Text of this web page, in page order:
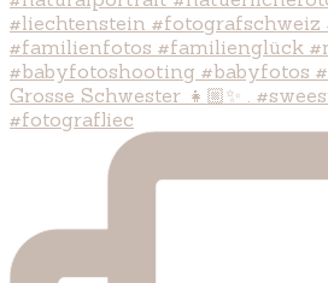
Grosse Schwester 👧🏼✨ .
#fotografliec